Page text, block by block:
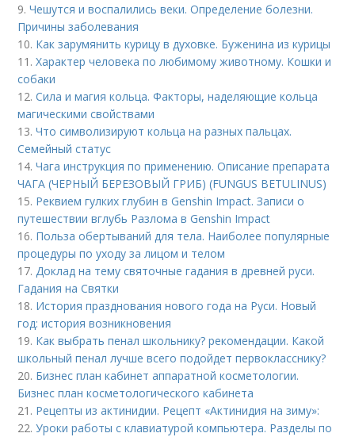
9.Чешутся и воспалились веки. Определение болезни.
Причины заболевания
10. Как зарумянить курицу в духовке. Буженина из курицы
11.Характер человека по любимому животному. Кошки и
собаки
12.Сила и магия кольца. Факторы, наделяющие кольца
магическими свойствами
13.Что символизируют кольца на разных пальцах.
Семейный статус
14.Чага инструкция по применению. Описание препарата
ЧАГА (ЧЕРНЫЙ БЕРЕЗОВЫЙ ГРИБ) (FUNGUS BETULINUS)
15. Реквием гулких глубин в Genshin Impact. Записи о
путешествии вглубь Разлома в Genshin Impact
16. Польза обертываний для тела. Наиболее популярные
процедуры по уходу за лицом и телом
17.Доклад на тему святочные гадания в древней руси.
Гадания на Святки
18. История празднования нового года на Руси. Новый
год: история возникновения
19. Как выбрать пенал школьнику? рекомендации. Какой
школьный пенал лучше всего подойдет первокласснику?
20. Бизнес план кабинет аппаратной косметологии.
Бизнес план косметологического кабинета
21. Рецепты из актинидии. Рецепт «Актинидия на зиму»:
22.Уроки работы с клавиатурой компьютера. Разделы по